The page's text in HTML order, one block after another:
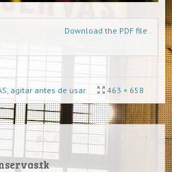
Download the PDF file .
agitar antes de usar 463 × 658